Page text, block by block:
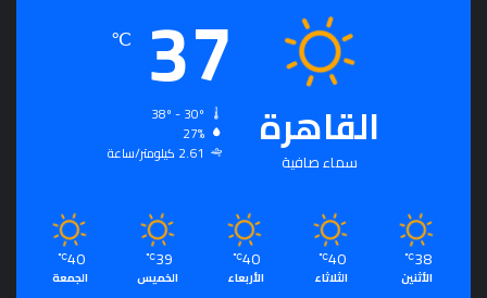
القاهرة
سماء صافية
37
℃
27%
2.61 كيلومتر/ساعة
38
℃
الأثنين
40
℃
الثلاثاء
40
℃
الأربعاء
39
℃
الخميس
40
℃
الجمعة